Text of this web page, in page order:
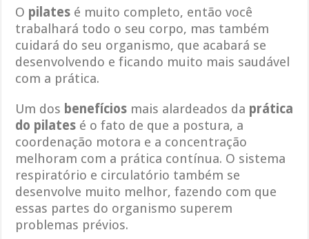
O pilates é muito completo, então você
trabalhará todo o seu corpo, mas também
cuidará do seu organismo, que acabará se
desenvolvendo e ficando muito mais saudável
com a prática.
Um dos benefícios mais alardeados da prática
do pilates é o fato de que a postura, a
coordenação motora e a concentração
melhoram com a prática contínua. O sistema
respiratório e circulatório também se
desenvolve muito melhor, fazendo com que
essas partes do organismo superem
problemas prévios.